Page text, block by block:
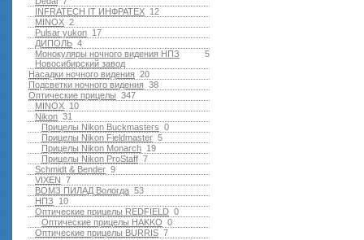
12
INFRATECH IT ИНФРАТЕХ
2
MINOX
17
Pulsar yukon
4
ДИПОЛЬ
5
Монокуляры ночного видения НПЗ
Новосибирский завод
20
Насадки ночного видения
38
Подсветки ночного видения
347
Оптические прицелы
10
MINOX
31
Nikon
0
Прицелы Nikon Buckmasters
5
Прицелы Nikon Fieldmaster
19
Прицелы Nikon Monarch
7
Прицелы Nikon ProStaff
9
Schmidt & Bender
7
VIXEN
53
ВОМЗ ПИЛАД Вологда
10
НПЗ
0
Оптические прицелы REDFIELD
0
Оптические прицелы HAKKO
7
Оптические прицелы BURRIS